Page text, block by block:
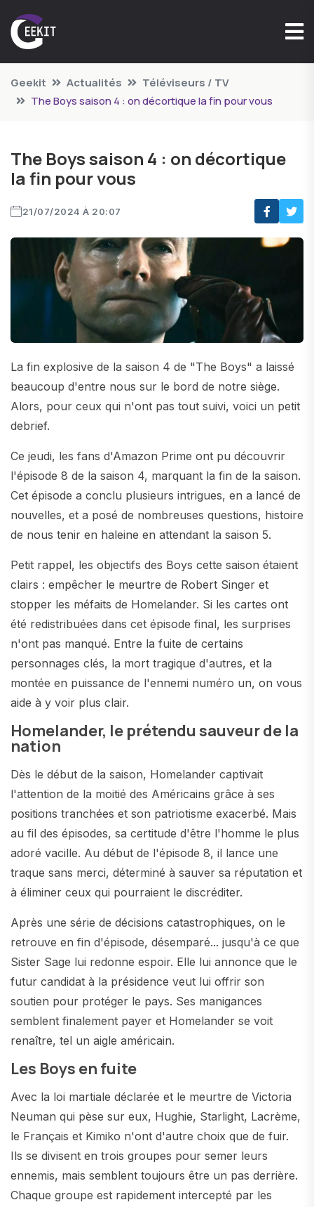
Geekit Actualités
Téléviseurs / TV
The Boys saison 4 : on décortique la fin pour vous
The Boys saison 4 : on décortique
la fin pour vous
21/07/2024 À 20:07
La fin explosive de la saison 4 de "The Boys" a laissé
beaucoup d'entre nous sur le bord de notre siège.
Alors, pour ceux qui n'ont pas tout suivi, voici un petit
debrief.
Ce jeudi, les fans d'Amazon Prime ont pu découvrir
l'épisode 8 de la saison 4, marquant la fin de la saison.
Cet épisode a conclu plusieurs intrigues, en a lancé de
nouvelles, et a posé de nombreuses questions, histoire
de nous tenir en haleine en attendant la saison 5.
Petit rappel, les objectifs des Boys cette saison étaient
clairs : empêcher le meurtre de Robert Singer et
stopper les méfaits de Homelander. Si les cartes ont
été redistribuées dans cet épisode final, les surprises
n'ont pas manqué. Entre la fuite de certains
personnages clés, la mort tragique d'autres, et la
montée en puissance de l'ennemi numéro un, on vous
aide à y voir plus clair.
Homelander, le prétendu sauveur de la
nation
Dès le début de la saison, Homelander captivait
l'attention de la moitié des Américains grâce à ses
positions tranchées et son patriotisme exacerbé. Mais
au fil des épisodes, sa certitude d'être l'homme le plus
adoré vacille. Au début de l'épisode 8, il lance une
traque sans merci, déterminé à sauver sa réputation et
à éliminer ceux qui pourraient le discréditer.
Après une série de décisions catastrophiques, on le
retrouve en fin d'épisode, désemparé... jusqu'à ce que
Sister Sage lui redonne espoir. Elle lui annonce que le
futur candidat à la présidence veut lui offrir son
soutien pour protéger le pays. Ses manigances
semblent finalement payer et Homelander se voit
renaître, tel un aigle américain.
Les Boys en fuite
Avec la loi martiale déclarée et le meurtre de Victoria
Neuman qui pèse sur eux, Hughie, Starlight, Lacrème,
le Français et Kimiko n'ont d'autre choix que de fuir.
Ils se divisent en trois groupes pour semer leurs
ennemis, mais semblent toujours être un pas derrière.
Chaque groupe est rapidement intercepté par les